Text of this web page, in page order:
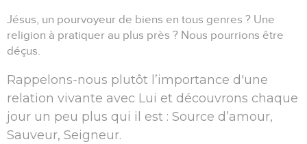
Jésus, un pourvoyeur de biens en tous genres ? Une
religion à pratiquer au plus près ? Nous pourrions être
déçus.
Rappelons-nous plutôt l’importance d'une
relation vivante avec Lui et découvrons chaque
jour un peu plus qui il est : Source d’amour,
Sauveur, Seigneur.